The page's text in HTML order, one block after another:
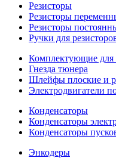
Резисторы
Резисторы
Резисторы
Ручки для
Комплектующие для
Гнезда тюнера
Шлейфы плоские и
Электродвигатели
Конденсаторы
Конденсаторы
Конденсаторы
Энкодеры